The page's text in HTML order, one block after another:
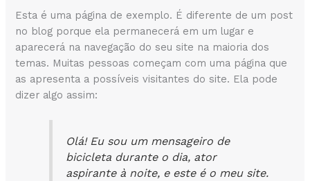
Esta é uma página de exemplo. É diferente de um post
no blog porque ela permanecerá em um lugar e
aparecerá na navegação do seu site na maioria dos
temas. Muitas pessoas começam com uma página que
as apresenta a possíveis visitantes do site. Ela pode
dizer algo assim:
Olá! Eu sou um mensageiro de
bicicleta durante o dia, ator
aspirante à noite, e este é o meu site.